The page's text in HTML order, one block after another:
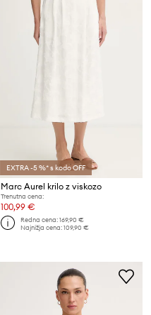
EXTRA -5 %* s kodo OFF
Marc Aurel krilo z viskozo
Trenutna cena:
100,99 €
Redna cena:169,90 €
Najnižja cena:109,90 €